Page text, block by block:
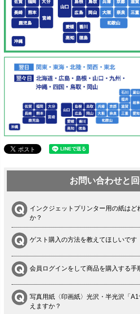
お問い合わせと
インクジェットプリンター用の紙はど
か？
ゲスト購入の方法を教えてほしいです
会員ログインをして商品を購入する手
写真用紙〈印画紙〉光沢・半光沢「
えますか？